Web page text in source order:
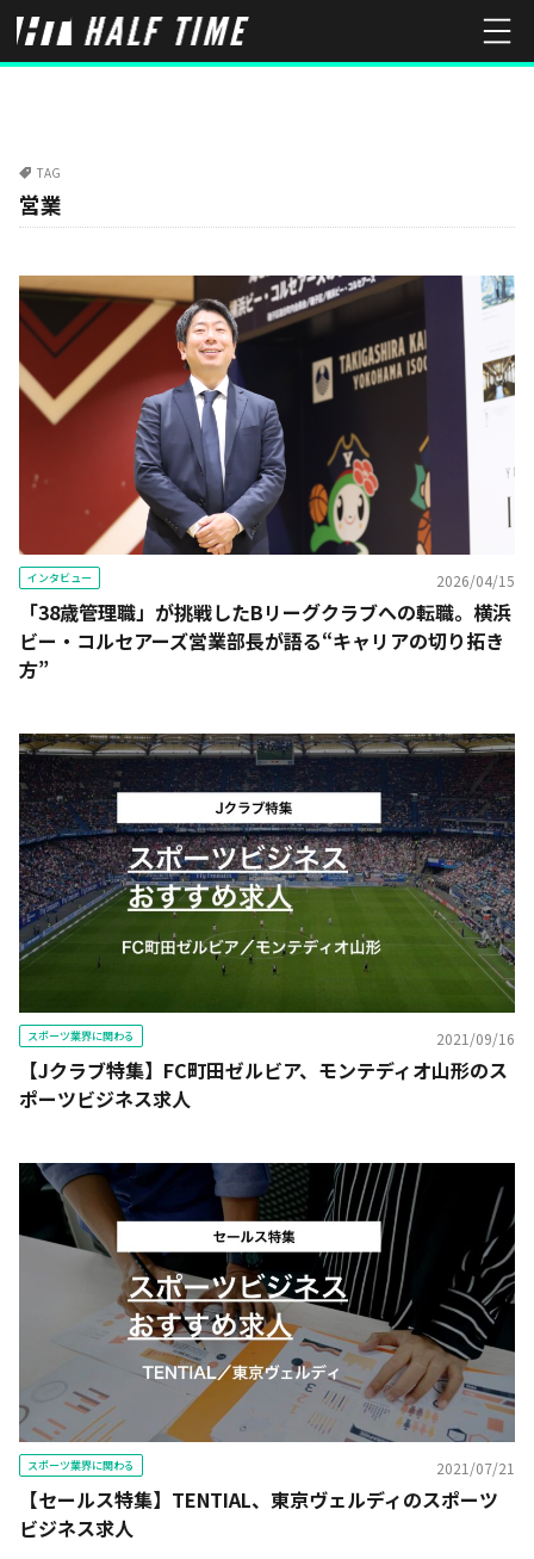
TAG
営業
インタビュー 2026/04/15
「38歳管理職」が挑戦したBリーグクラブへの転職。横浜
ビー・コルセアーズ営業部長が語る“キャリアの切り拓き
方”
スポーツ業界に関わる 2021/09/16
【Jクラブ特集】FC町田ゼルビア、モンテディオ山形のス
ポーツビジネス求人
スポーツ業界に関わる 2021/07/21
【セールス特集】TENTIAL、東京ヴェルディのスポーツ
ビジネス求人